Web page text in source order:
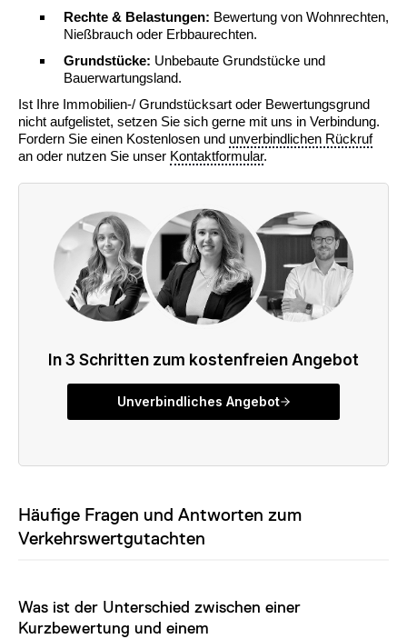
Rechte & Belastungen: Bewertung von Wohnrechten,
Nießbrauch oder Erbbaurechten.
Grundstücke: Unbebaute Grundstücke und
Bauerwartungsland.
Ist Ihre Immobilien-/ Grundstücksart oder Bewertungsgrund
nicht aufgelistet, setzen Sie sich gerne mit uns in Verbindung.
Fordern Sie einen Kostenlosen und unverbindlichen Rückruf
an oder nutzen Sie unser Kontaktformular.
Häufige Fragen und Antworten zum
Verkehrswertgutachten
Was ist der Unterschied zwischen einer
Kurzbewertung und einem